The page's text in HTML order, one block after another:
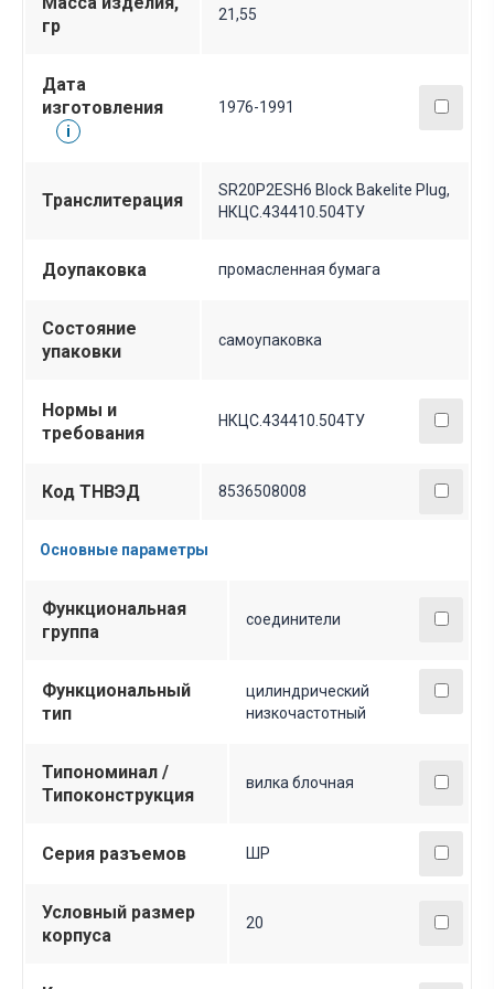
гр
21,55
Дата
изготовления
i
1976-1991
Транслитерация
SR20P2ESH6 Block Bakelite Plug,
НКЦС.434410.504ТУ
Доупаковка промасленная бумага
Состояние
упаковки
самоупаковка
Нормы и
требования
НКЦС.434410.504ТУ
Код ТНВЭД 8536508008
Основные параметры
Функциональная
группа
соединители
Функциональный
тип
цилиндрический
низкочастотный
Типономинал /
Типоконструкция
вилка блочная
Серия разъемов ШР
Условный размер
корпуса
20